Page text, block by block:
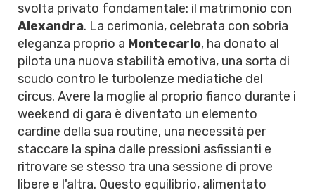
svolta privato fondamentale: il matrimonio con
Alexandra. La cerimonia, celebrata con sobria
eleganza proprio a Montecarlo, ha donato al
pilota una nuova stabilità emotiva, una sorta di
scudo contro le turbolenze mediatiche del
circus. Avere la moglie al proprio fianco durante i
weekend di gara è diventato un elemento
cardine della sua routine, una necessità per
staccare la spina dalle pressioni asfissianti e
ritrovare se stesso tra una sessione di prove
libere e l'altra. Questo equilibrio, alimentato